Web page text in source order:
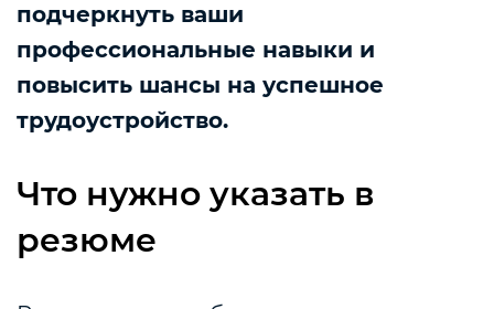
подчеркнуть ваши
профессиональные навыки и
повысить шансы на успешное
трудоустройство.
Что нужно указать в
резюме